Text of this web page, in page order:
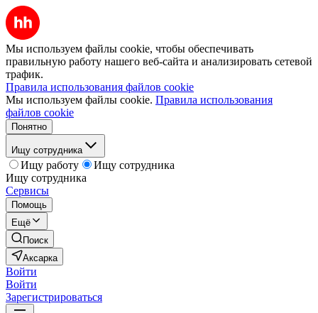
Мы используем файлы cookie, чтобы обеспечивать
правильную работу нашего веб-сайта и анализировать сетевой
трафик.
Правила использования файлов cookie
Мы используем файлы cookie. Правила использования
файлов cookie
Понятно
Ищу сотрудника
Ищу работу
Ищу сотрудника
Ищу сотрудника
Сервисы
Помощь
Ещё
Поиск
Аксарка
Войти
Войти
Зарегистрироваться